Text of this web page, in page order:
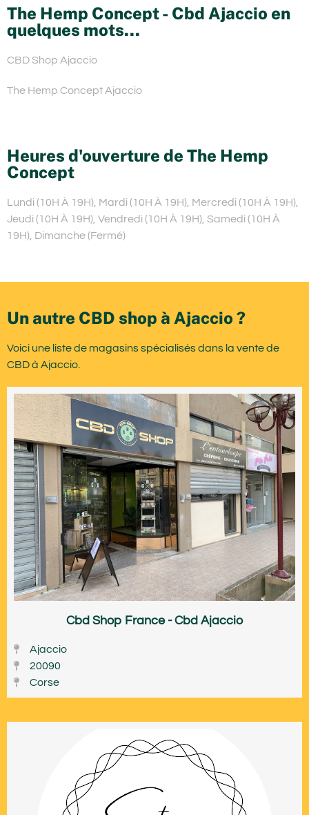
The Hemp Concept - Cbd Ajaccio en
quelques mots...
CBD Shop Ajaccio
The Hemp Concept Ajaccio
Heures d'ouverture de The Hemp
Concept
Lundi (10H À 19H), Mardi (10H À 19H), Mercredi (10H À 19H),
Jeudi (10H À 19H), Vendredi (10H À 19H), Samedi (10H À
19H), Dimanche (Fermé)
Un autre CBD shop à Ajaccio ?
Voici une liste de magasins spécialisés dans la vente de
CBD à Ajaccio.
Cbd Shop France - Cbd Ajaccio
Ajaccio
20090
Corse